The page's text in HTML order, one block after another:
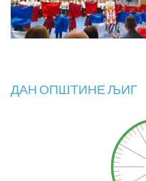
ДАН ОПШТИНЕ ЉИГ